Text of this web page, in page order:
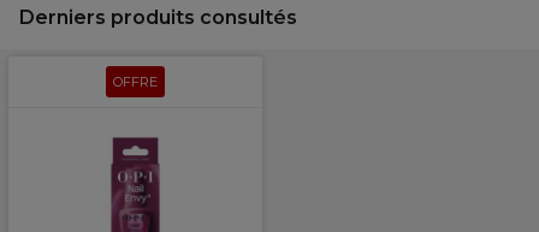
Derniers produits consultés
OFFRE